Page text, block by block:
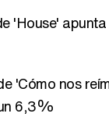
'House'
'Cómo nos
6,3%